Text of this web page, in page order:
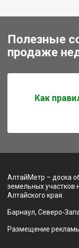
Полезные
продаже
Как
АлтайМетр – доска
земельных участков
Алтайского края.
Барнаул, Северо-
Размещение